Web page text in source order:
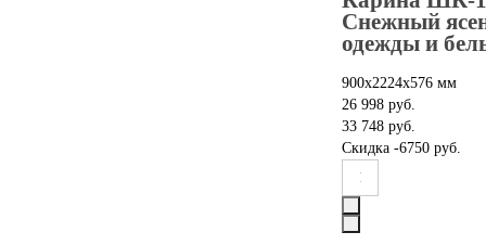
Снежный
одежды и
900х2224х576 мм
26 998 руб.
33 748 руб.
Скидка -6750 руб.